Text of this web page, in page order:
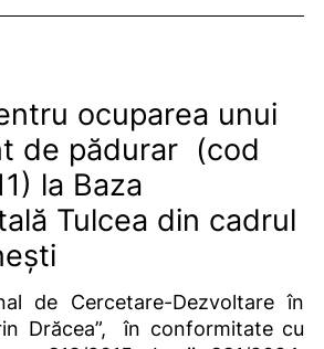
ocuparea unui
de pădurar (cod
la Baza
Tulcea din cadrul
de Cercetare-Dezvoltare în
Drăcea”,
în conformitate cu